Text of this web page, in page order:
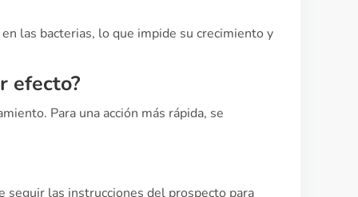
las bacterias, lo que impide su crecimiento y
efecto?
Para una acción más rápida, se
las instrucciones del prospecto para